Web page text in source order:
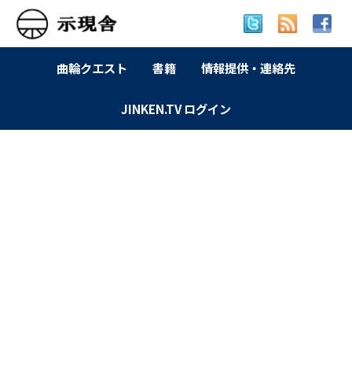
曲輪クエスト 書籍 情報提供・連絡先
JINKEN.TV ログイン